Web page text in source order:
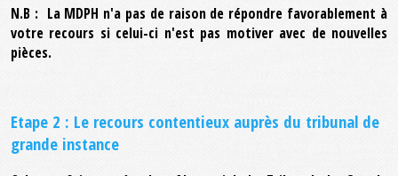
N.B : La MDPH n'a pas de raison de répondre favorablement à
votre recours si celui-ci n'est pas motiver avec de nouvelles
pièces.
Etape 2 : Le recours contentieux auprès du tribunal de
grande instance